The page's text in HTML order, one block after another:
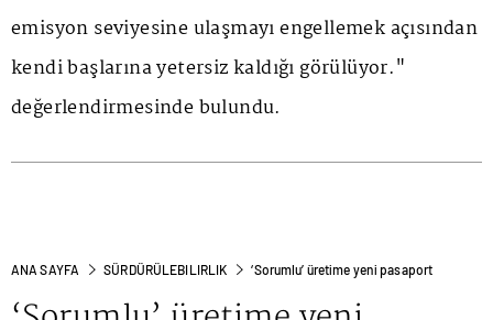
emisyon seviyesine ulaşmayı engellemek açısından
kendi başlarına yetersiz kaldığı görülüyor."
değerlendirmesinde bulundu.
ANA SAYFA SÜRDÜRÜLEBILIRLIK ‘Sorumlu’ üretime yeni pasaport